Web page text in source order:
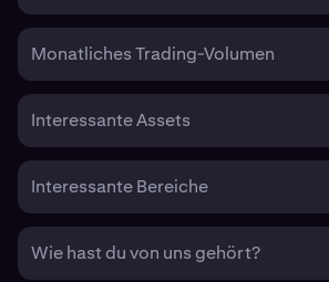
Monatliches Trading-Volumen
Interessante Assets
Interessante Bereiche
Wie hast du von uns gehört?